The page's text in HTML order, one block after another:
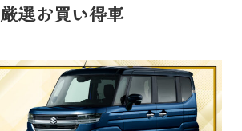
厳選お買い得車